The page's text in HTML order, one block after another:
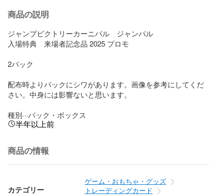
商品の説明
ジャンプビクトリーカーニバル　ジャンバル
入場特典　来場者記念品 2025 プロモ
2パック
配布時よりパックにシワがあります。画像を参考にしてくだ
さい。中身には影響ないと思います。
種別···パック・ボックス
半年以上前
商品の情報
カテゴリー
ゲーム・おもちゃ・グッズ
トレーディングカード